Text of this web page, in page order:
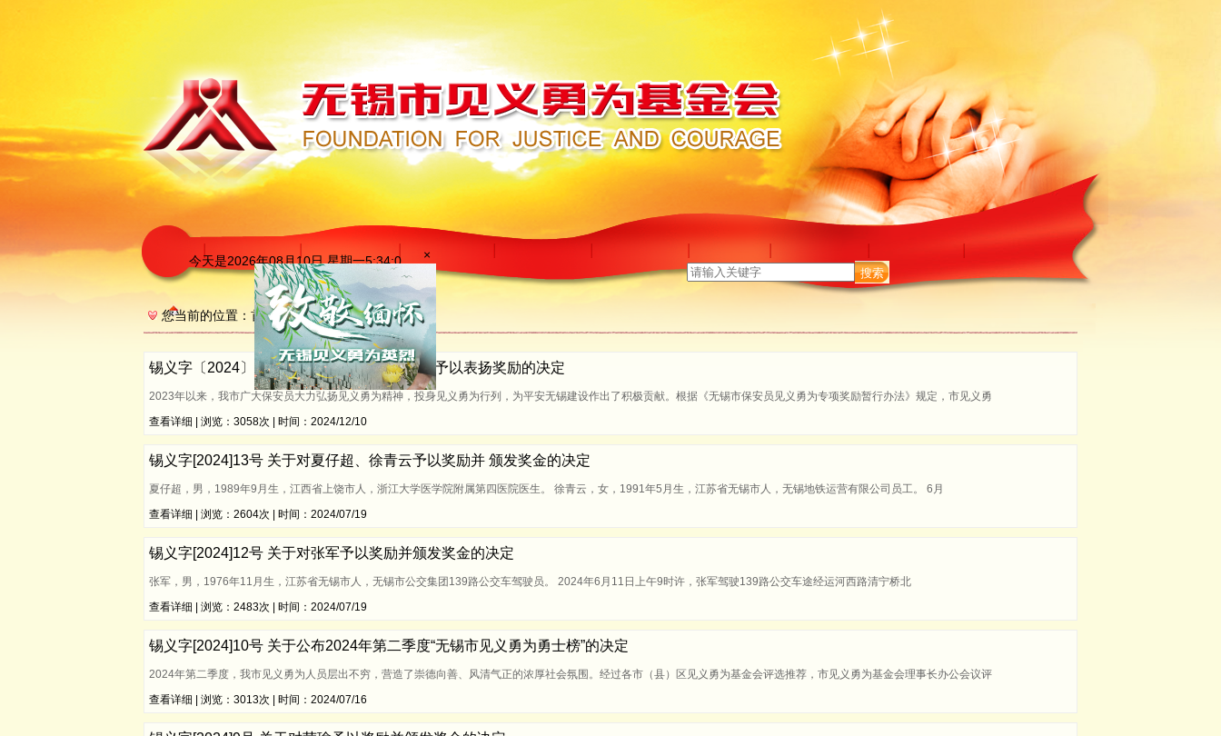
今天是2026年08月10日 星期一5:34:1
搜索
您当前的位置： 首页 >>表彰决定
锡义字〔2024〕37号 关于对见义勇为保安员予以表扬奖励的决定
2023年以来，我市广大保安员大力弘扬见义勇为精神，投身见义勇为行列，为平安无锡建设作出了积极贡献。根据《无锡市保安员见义勇为专项奖励暂行办法》规定，市见义勇
查看详细 | 浏览：3058次 | 时间：2024/12/10
锡义字[2024]13号 关于对夏仔超、徐青云予以奖励并 颁发奖金的决定
夏仔超，男，1989年9月生，江西省上饶市人，浙江大学医学院附属第四医院医生。 徐青云，女，1991年5月生，江苏省无锡市人，无锡地铁运营有限公司员工。 6月
查看详细 | 浏览：2604次 | 时间：2024/07/19
锡义字[2024]12号 关于对张军予以奖励并颁发奖金的决定
张军，男，1976年11月生，江苏省无锡市人，无锡市公交集团139路公交车驾驶员。 2024年6月11日上午9时许，张军驾驶139路公交车途经运河西路清宁桥北
查看详细 | 浏览：2483次 | 时间：2024/07/19
锡义字[2024]10号 关于公布2024年第二季度“无锡市见义勇为勇士榜”的决定
2024年第二季度，我市见义勇为人员层出不穷，营造了崇德向善、风清气正的浓厚社会氛围。经过各市（县）区见义勇为基金会评选推荐，市见义勇为基金会理事长办公会议评
查看详细 | 浏览：3013次 | 时间：2024/07/16